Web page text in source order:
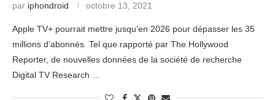
par iphondroid octobre 13, 2021
Apple TV+ pourrait mettre jusqu’en 2026 pour dépasser les 35
millions d’abonnés. Tel que rapporté par The Hollywood
Reporter, de nouvelles données de la société de recherche
Digital TV Research …